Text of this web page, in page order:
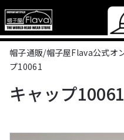
帽子通販/帽子屋Flava公式オ
プ10061
キャップ10061